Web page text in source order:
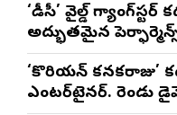
‘డీసీ’ వైల్డ్
అద్భుతమైన
మాథేశ్వరన్
‘కొరియన్ కనకరాజు’
ఎంటర్‌టైనర్. రెండు